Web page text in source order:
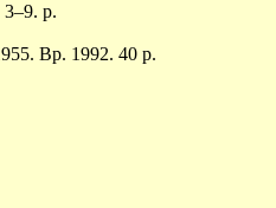
p.
Bp. 1992. 40 p.